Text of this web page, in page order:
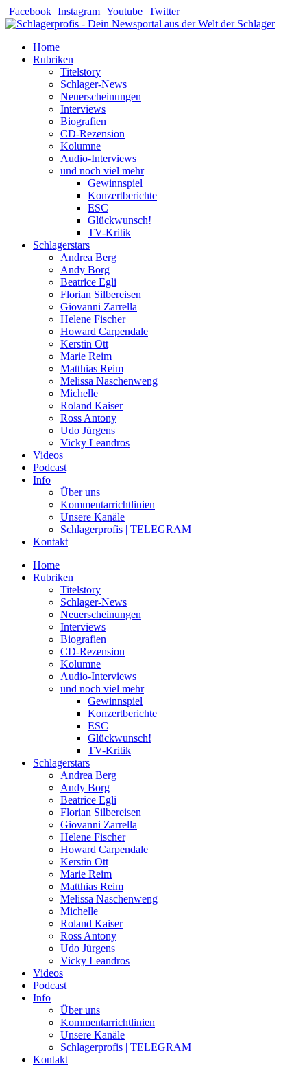
Zum
Inhalt
Facebook Instagram Youtube Twitter
Home
Rubriken
Titelstory
Schlager-News
Neuerscheinungen
Interviews
Biografien
CD-Rezension
Kolumne
Audio-Interviews
und noch viel mehr
Gewinnspiel
Konzertberichte
ESC
Glückwunsch!
TV-Kritik
Schlagerstars
Andrea Berg
Andy Borg
Beatrice Egli
Florian Silbereisen
Giovanni Zarrella
Helene Fischer
Howard Carpendale
Kerstin Ott
Marie Reim
Matthias Reim
Melissa Naschenweng
Michelle
Roland Kaiser
Ross Antony
Udo Jürgens
Vicky Leandros
Videos
Podcast
Info
Über uns
Kommentarrichtlinien
Unsere Kanäle
Schlagerprofis | TELEGRAM
Kontakt
Home
Rubriken
Titelstory
Schlager-News
Neuerscheinungen
Interviews
Biografien
CD-Rezension
Kolumne
Audio-Interviews
und noch viel mehr
Gewinnspiel
Konzertberichte
ESC
Glückwunsch!
TV-Kritik
Schlagerstars
Andrea Berg
Andy Borg
Beatrice Egli
Florian Silbereisen
Giovanni Zarrella
Helene Fischer
Howard Carpendale
Kerstin Ott
Marie Reim
Matthias Reim
Melissa Naschenweng
Michelle
Roland Kaiser
Ross Antony
Udo Jürgens
Vicky Leandros
Videos
Podcast
Info
Über uns
Kommentarrichtlinien
Unsere Kanäle
Schlagerprofis | TELEGRAM
Kontakt